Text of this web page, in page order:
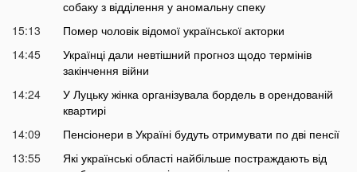
собаку з відділення у аномальну спеку
15:13
Помер чоловік відомої української акторки
14:45
Українці дали невтішний прогноз щодо термінів
закінчення війни
14:24
У Луцьку жінка організувала бордель в орендованій
квартирі
14:09
Пенсіонери в Україні будуть отримувати по дві пенсії
13:55
Які українські області найбільше постраждають від